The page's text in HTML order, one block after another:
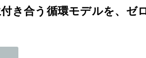
き合う循環モデルを、ゼ